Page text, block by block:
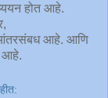
होत आहे.
आंतरसंबध आहे. आणि
आहे.